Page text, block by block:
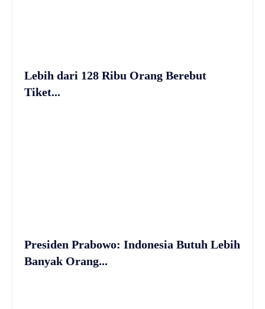
Lebih dari 128 Ribu Orang Berebut
Tiket...
Presiden Prabowo: Indonesia Butuh Lebih
Banyak Orang...